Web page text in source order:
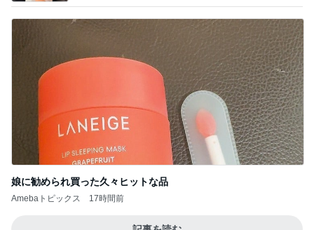
娘に勧められ買った久々ヒットな品
Amebaトピックス 17時間前